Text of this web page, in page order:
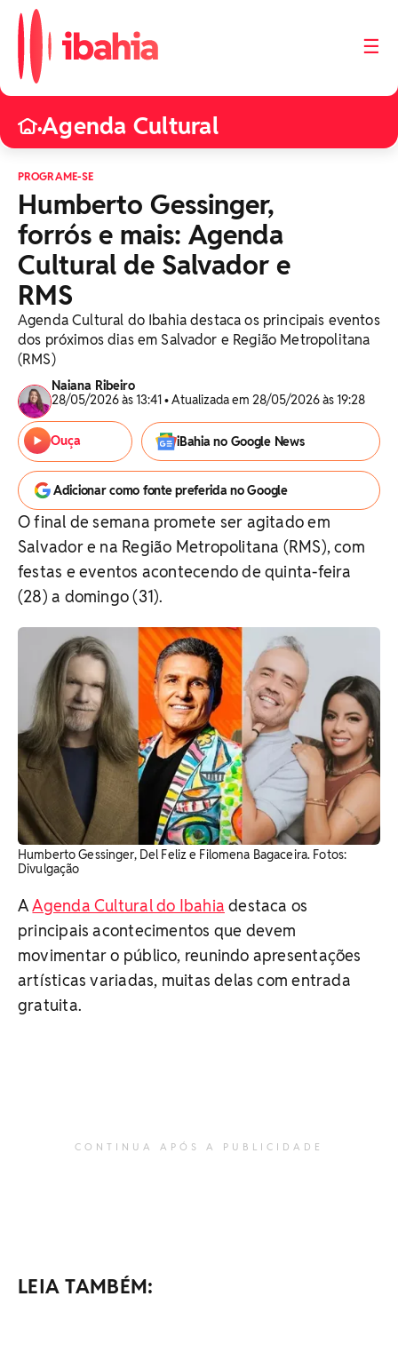
☰
•Agenda Cultural
PROGRAME-SE
Humberto Gessinger,
forrós e mais: Agenda
Cultural de Salvador e
RMS
Agenda Cultural do Ibahia destaca os principais eventos
dos próximos dias em Salvador e Região Metropolitana
(RMS)
Naiana Ribeiro
28/05/2026 às 13:41 • Atualizada em 28/05/2026 às 19:28
Ouça iBahia no Google News
Adicionar como fonte preferida no Google
O final de semana promete ser agitado em
Salvador e na Região Metropolitana (RMS), com
festas e eventos acontecendo de quinta-feira
(28) a domingo (31).
Humberto Gessinger, Del Feliz e Filomena Bagaceira. Fotos:
Divulgação
AAgenda Cultural do Ibahia destaca os
principais acontecimentos que devem
movimentar o público, reunindo apresentações
artísticas variadas, muitas delas com entrada
gratuita.
CONTINUA APÓS A PUBLICIDADE
LEIA TAMBÉM: